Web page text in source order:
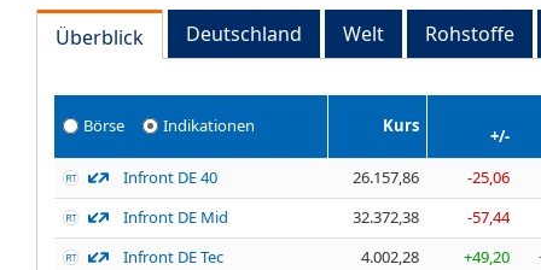
Überblick Deutschland Welt Rohstoffe
Börse Indikationen Kurs
+/-
Infront DE 40
26.157,86
-25,06
Infront DE Mid
32.372,38
-57,44
Infront DE Tec
4.002,28 +49,20